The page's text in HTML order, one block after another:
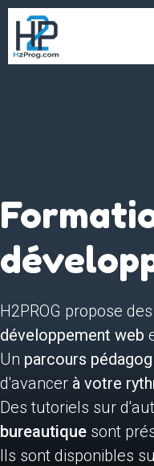
H2PROG propose
développement web
Un parcours
d'avancer à votre
Des tutoriels sur
bureautique sont
Ils sont disponibles